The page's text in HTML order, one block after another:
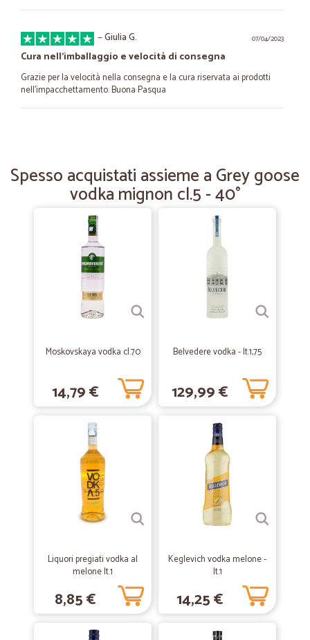
07/04/2023
—Giulia G.
Cura nell'imballaggio e velocità di consegna
Grazie per la velocità nella consegna e la cura riservata ai prodotti
nell'impacchettamento. Buona Pasqua
come al solito tutto perfetto.....Ricci Giuseppe ciao alla prossima
—
Ottima ditta. Consegna veloce e anche con piccoli dolcetti in
18/01/2021
—
09/09/2020
—Daniela F.
I prodotti sono buoni, i salumi messi sotto vuoto e c'è sempre qualche
campione regalo. Ti portano anche la spesa al piano, se lo richiedi.
Unica pecca, per chi magari non è della zona, ci vogliono 3/4 giorni
che arrivi la spesa, quindi bisogna organizzarsi di conseguenza.
Bisogna ordinare prima che si rimanga senza scorta.
Servizio eccellente
marchi Prezzi ottimi Peccato i costi di spedizione che sono un po' alti
Ma sicuramente acquisterò di nuovo Siete eccezionali
Spesso acquistati assieme a Grey goose
vodka mignon cl.5 - 40°
Moskovskaya vodka cl.70
14,79 €
Belvedere vodka - lt.1,75
129,99 €
Liquori pregiati vodka al
melone lt.1
8,85 €
Keglevich vodka melone -
lt.1
14,25 €